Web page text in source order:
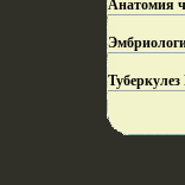
Анатомия